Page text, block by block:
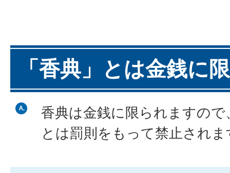
「香典」とは金銭に
香典は金銭に限られますの
とは罰則をもって禁止されま